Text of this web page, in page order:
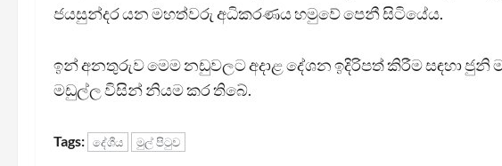
ජයසුන්දර යන මහත්වරු අධිකරණය හමුවේ පෙනී සිටියේය.
ඉන් අනතුරුව මෙම නඩුවලට අදාළ දේශන ඉදිරිපත් කිරීම සඳහා ජුනි
මඩුල්ල විසින් නියම කර තිබේ.
Tags: දේශීය මුල් පිටුව